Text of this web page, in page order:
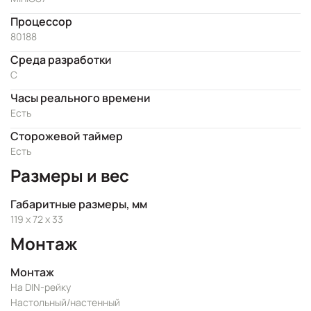
Процессор
80188
Cреда разработки
C
Часы реального времени
Есть
Сторожевой таймер
Есть
Размеры и вес
Габаритные размеры, мм
119 x 72 x 33
Монтаж
Монтаж
На DIN-рейку
Настольный/настенный